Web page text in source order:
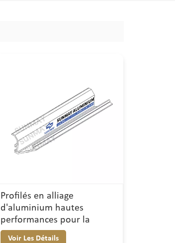
Profilés en alliage
d'aluminium hautes
performances pour la
construction
Voir Les Détails